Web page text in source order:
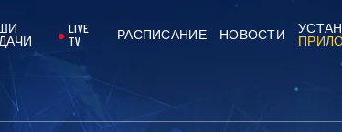
LIVE
TV
РАСПИСАНИЕ НОВОСТИ